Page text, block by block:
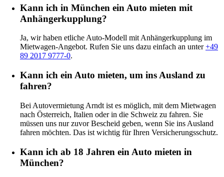
Kann ich in München ein Auto mieten mit
Anhängerkupplung?
Ja, wir haben etliche Auto-Modell mit Anhängerkupplung im
Mietwagen-Angebot. Rufen Sie uns dazu einfach an unter+49
89 2017 9777-0.
Kann ich ein Auto mieten, um ins Ausland zu
fahren?
Bei Autovermietung Arndt ist es möglich, mit dem Mietwagen
nach Österreich, Italien oder in die Schweiz zu fahren. Sie
müssen uns nur zuvor Bescheid geben, wenn Sie ins Ausland
fahren möchten. Das ist wichtig für Ihren Versicherungsschutz.
Kann ich ab 18 Jahren ein Auto mieten in
München?